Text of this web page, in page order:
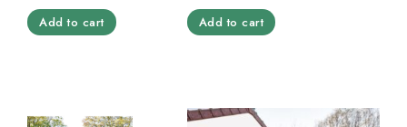
Add to cart Add to cart